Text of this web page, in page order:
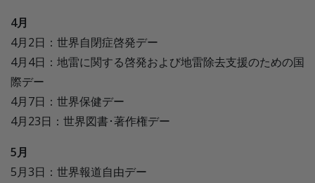
4月
4月2日：世界自閉症啓発デー
4月4日：地雷に関する啓発および地雷除去支援のための国
際デー
4月7日：世界保健デー
4月23日：世界図書･著作権デー
5月
5月3日：世界報道自由デー